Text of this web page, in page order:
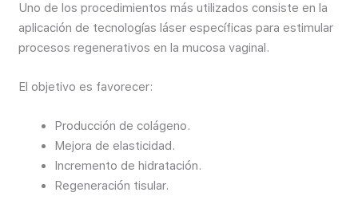
Uno de los procedimientos más utilizados consiste en la
aplicación de tecnologías láser específicas para estimular
procesos regenerativos en la mucosa vaginal.
El objetivo es favorecer:
Producción de colágeno.
Mejora de elasticidad.
Incremento de hidratación.
Regeneración tisular.